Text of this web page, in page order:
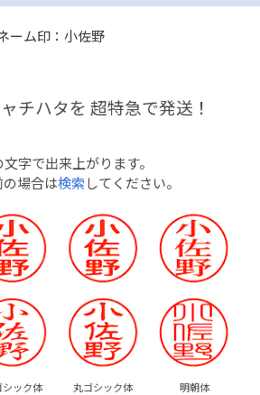
ーム印：小佐野
チハタを 超特急で発送！
字で出来上がります。
場合は検索してください。
シック体 丸ゴシック体 明朝体